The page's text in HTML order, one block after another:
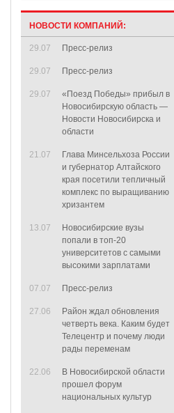
НОВОСТИ КОМПАНИЙ:
29.07 Пресс-релиз
29.07 Пресс-релиз
29.07
«Поезд Победы» прибыл в
Новосибирскую область —
Новости Новосибирска и
области
21.07
Глава Минсельхоза России
и губернатор Алтайского
края посетили тепличный
комплекс по выращиванию
хризантем
13.07
Новосибирские вузы
попали в топ-20
университетов с самыми
высокими зарплатами
07.07 Пресс-релиз
27.06
Район ждал обновления
четверть века. Каким будет
Телецентр и почему люди
рады переменам
22.06
В Новосибирской области
прошел форум
национальных культур